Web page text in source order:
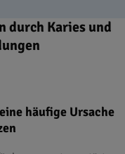
durch Karies und
häufige Ursache